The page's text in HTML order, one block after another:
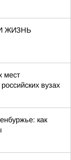
ЖИЗНЬ
мест
вузах
как